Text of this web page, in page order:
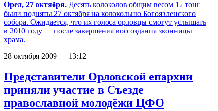
Орел, 27 октября. Десять колоколов общим весом 12 тонн
были подняты 27 октября на колокольню Богоявленского
собора. Ожидается, что их голоса орловцы смогут услышать
в 2010 году — после завершения воссоздания звонницы
храма.
28 октября 2009 — 13:12
Представители Орловской епархии
приняли участие в Съезде
православной молодёжи ЦФО